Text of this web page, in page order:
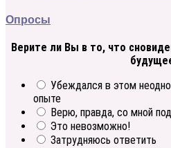
Опросы
Верите ли Вы в то, что
Убеждался в этом
опыте
Верю, правда, со мной
Это невозможно!
Затрудняюсь ответить